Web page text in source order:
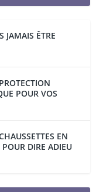
JAMAIS ÊTRE
POUR VOS
EN
DIRE ADIEU